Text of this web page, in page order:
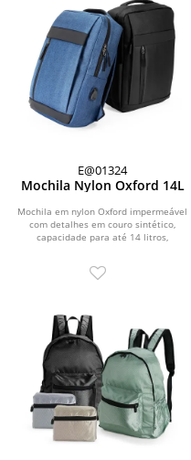
E@01324
Mochila Nylon Oxford 14L
Mochila em nylon Oxford impermeável
com detalhes em couro sintético,
capacidade para até 14 litros,